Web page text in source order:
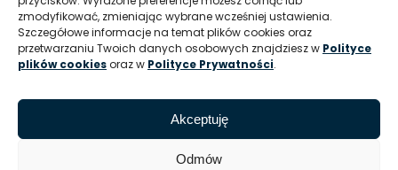
zmodyfikować, zmieniając wybrane wcześniej ustawienia.
Szczegółowe informacje na temat plików cookies oraz
przetwarzaniu Twoich danych osobowych znajdziesz w Polityce
plików cookiesoraz w Polityce Prywatności.
Akceptuję
Odmów
Huta Stalowa Wola S.A. Oddział Autosan w Sanoku
ul. Lipińskiego 109
REGON Oddziału 830005443-00214
T: